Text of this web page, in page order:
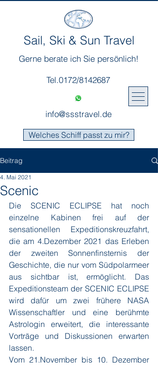
Sail, Ski & Sun Travel
Gerne berate ich Sie persönlich!
Tel.0172/8142687
info@ssstravel.de
Welches Schiff passt zu mir?
Beitrag
Scenic
4. Mai 2021
Die SCENIC ECLIPSE hat noch
einzelne Kabinen frei auf der
sensationellen Expeditionskreuzfahrt,
die am 4.Dezember 2021 das Erleben
der zweiten Sonnenfinsternis der
Geschichte, die nur vom Südpolarmeer
aus sichtbar ist, ermöglicht. Das
Expeditionsteam der SCENIC ECLIPSE
wird dafür um zwei frühere NASA
Wissenschaftler und eine berühmte
Astrologin erweitert, die interessante
Vorträge und Diskussionen erwarten
lassen.
Vom 21.November bis 10. Dezember